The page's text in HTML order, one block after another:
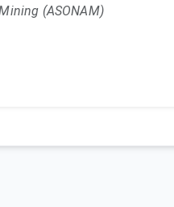
(ASONAM)